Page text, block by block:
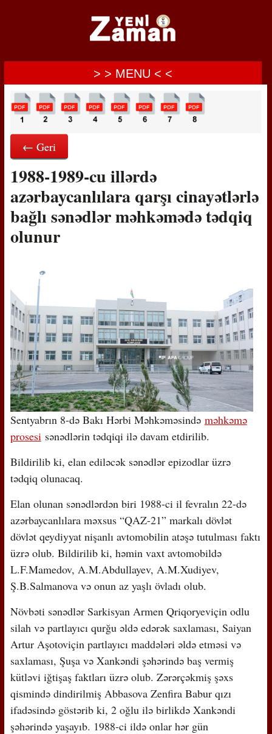
> > MENU < <
← Geri
1988-1989-cu illərdə
azərbaycanlılara qarşı cinayətlərlə
bağlı sənədlər məhkəmədə tədqiq
olunur
Sentyabrın 8-də Bakı Hərbi Məhkəməsində məhkəmə
prosesisənədlərin tədqiqi ilə davam etdirilib.
Bildirilib ki, elan ediləcək sənədlər epizodlar üzrə
tədqiq olunacaq.
Elan olunan sənədlərdən biri 1988-ci il fevralın 22-də
azərbaycanlılara məxsus “QAZ-21” markalı dövlət
dövlət qeydiyyat nişanlı avtomobilin atəşə tutulması faktı
üzrə olub. Bildirilib ki, həmin vaxt avtomobildə
L.F.Mamedov, A.M.Abdullayev, A.M.Xudiyev,
Ş.B.Salmanova və onun az yaşlı övladı olub.
Növbəti sənədlər Sarkisyan Armen Qriqoryeviçin odlu
silah və partlayıcı qurğu əldə edərək saxlaması, Saiyan
Artur Aşotoviçin partlayıcı maddələri əldə etməsi və
saxlaması, Şuşa və Xankəndi şəhərində baş vermiş
kütləvi iğtişaş faktları üzrə olub. Zərərçəkmiş şəxs
qismində dindirilmiş Abbasova Zenfira Babur qızı
ifadəsində göstərib ki, 2 oğlu ilə birlikdə Xankəndi
şəhərində yaşayıb. 1988-ci ildə onlar hər gün